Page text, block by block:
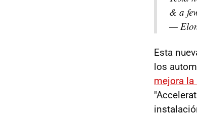
& a
—
Esta
los
mejora la